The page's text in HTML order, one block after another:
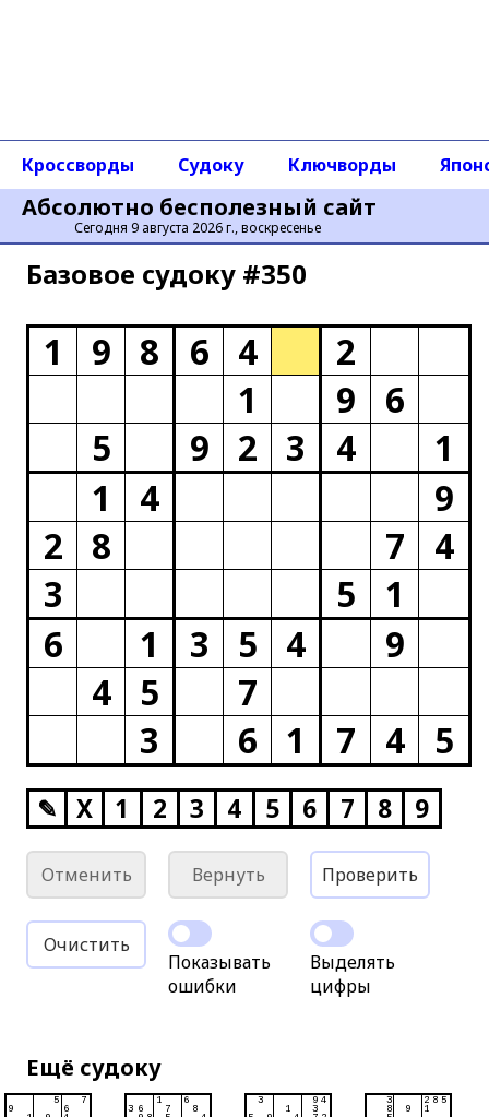
Абсолютно бесполезный сайт
Сегодня 9 августа 2026 г., воскресенье
Кроссворды Судоку Ключворды
Базовое cудоку #350
1 9 8 6 4
2
1
9
6
5
9 2 3 4
1
1
4
9
2
8 7
4
3
5
1
6
1 3 5 4
9
4
5
7
3
6 1 7 4 5
✎ X 1 2 3 4 5 6 7 8 9
Отменить Вернуть Проверить
Очистить
Показывать
ошибки
Выделять
цифры
Ещё судоку